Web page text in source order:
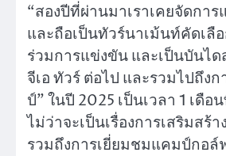
“สองปีที่ผ่านมาเราเคยจัดกา
และถือเป็นทัวร์นาเม้นท์คัดเลื
ร่วมการแข่งขัน และเป็นบันไ
จีเอ ทัวร์ ต่อไป และรวมไปถึง
ป์” ในปี 2025 เป็นเวลา 1 เดื
ไม่ว่าจะเป็นเรื่องการเสริมส
รวมถึงการเยี่ยมชมแคมป์กอล์